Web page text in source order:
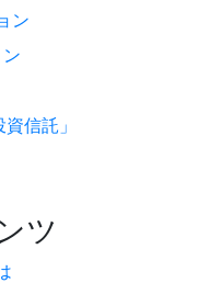
ン
信託」
ツ